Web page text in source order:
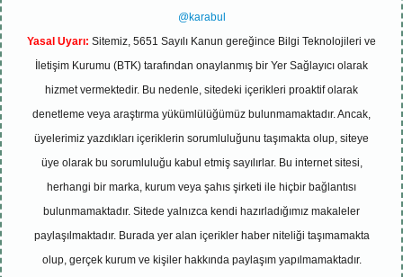
@karabul
Yasal Uyarı: Sitemiz, 5651 Sayılı Kanun gereğince Bilgi Teknolojileri ve
İletişim Kurumu (BTK) tarafından onaylanmış bir Yer Sağlayıcı olarak
hizmet vermektedir. Bu nedenle, sitedeki içerikleri proaktif olarak
denetleme veya araştırma yükümlülüğümüz bulunmamaktadır. Ancak,
üyelerimiz yazdıkları içeriklerin sorumluluğunu taşımakta olup, siteye
üye olarak bu sorumluluğu kabul etmiş sayılırlar. Bu internet sitesi,
herhangi bir marka, kurum veya şahıs şirketi ile hiçbir bağlantısı
bulunmamaktadır. Sitede yalnızca kendi hazırladığımız makaleler
paylaşılmaktadır. Burada yer alan içerikler haber niteliği taşımamakta
olup, gerçek kurum ve kişiler hakkında paylaşım yapılmamaktadır.